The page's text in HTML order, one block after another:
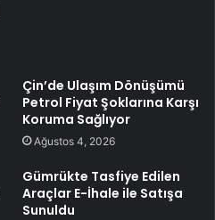
Çin’de Ulaşım Dönüşümü
Petrol Fiyat Şoklarına Karşı
Koruma Sağlıyor
Ağustos 4, 2026
Gümrükte Tasfiye Edilen
Araçlar E-İhale ile Satışa
Sunuldu